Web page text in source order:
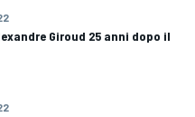
Giroud 25 anni dopo il